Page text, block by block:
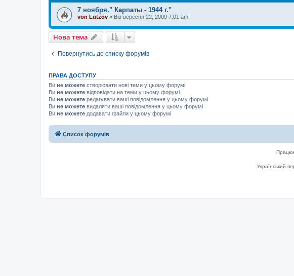
7 ноября." Карпаты - 1944 г."
von Lutzov » Вів вересня 22, 2009 7:01 am
Нова тема
Повернутись до списку форумів
ПРАВА ДОСТУПУ
Ви не можете створювати нові теми у цьому форумі
Ви не можете відповідати на теми у цьому форумі
Ви не можете редагувати ваші повідомлення у цьому форумі
Ви не можете видаляти ваші повідомлення у цьому форумі
Ви не можете додавати файли у цьому форумі
Список форумів
Український